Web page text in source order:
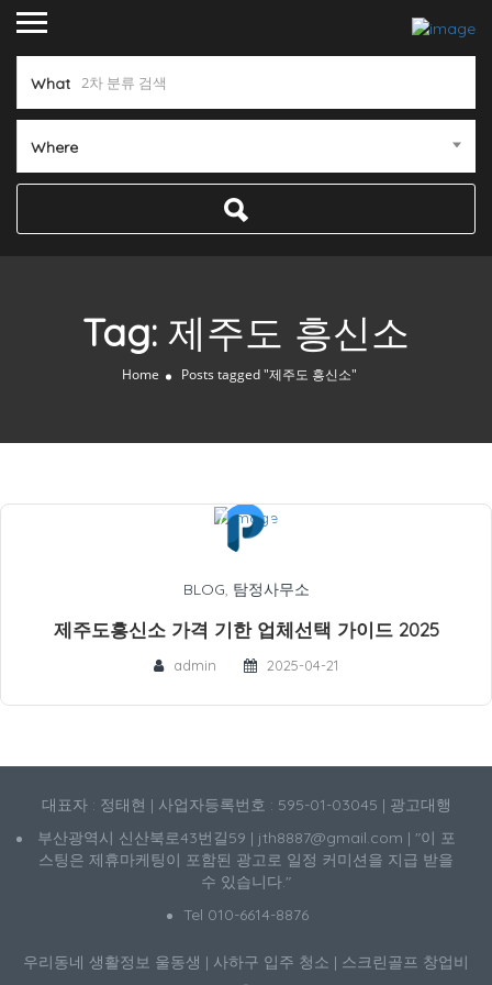
What
Where
Tag: 제주도 흥신소
Home Posts tagged "제주도 흥신소"
BLOG, 탐정사무소
제주도흥신소 가격 기한 업체선택 가이드 2025
admin 2025-04-21
대표자 : 정태현 | 사업자등록번호 : 595-01-03045 | 광고대행
부산광역시 신산북로43번길59 | jth8887@gmail.com | "이 포
스팅은 제휴마케팅이 포함된 광고로 일정 커미션을 지급 받을
수 있습니다."
Tel 010-6614-8876
우리동네 생활정보 울동생 | 사하구 입주 청소 | 스크린골프 창업비